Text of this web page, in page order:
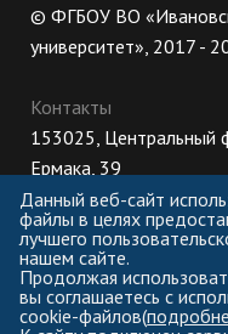
© ФГБОУ ВО
университет», 2017 -
Контакты
153025, Центральный
Ермака, 39
8 (800) 222-56-86
10 (Ректорат)
ПН-ЧТ: 8:30-17:00;
ПТ: 8:30-16:00;
Данный веб-сайт
файлы в целях
лучшего
нашем сайте.
Продолжая
вы соглашаетесь с
cookie-файлов(